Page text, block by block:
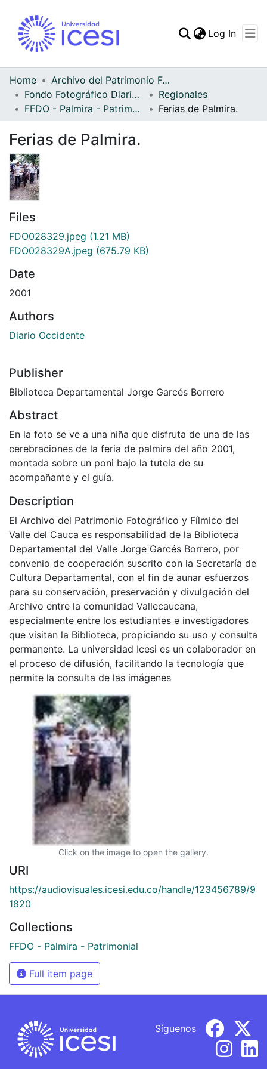
Statistics
Log In
Home
Archivo del Patrimonio Fotográfico y Fílmico del Valle del Cauca
Fondo Fotográfico Diario Occidente
Regionales
FFDO - Palmira - Patrimonial
Ferias de Palmira.
Ferias de Palmira.
Files
FDO028329.jpeg (1.21 MB)
FDO028329A.jpeg (675.79 KB)
Date
2001
Authors
Diario Occidente
Publisher
Biblioteca Departamental Jorge Garcés Borrero
Abstract
En la foto se ve a una niña que disfruta de una de las
cerebraciones de la feria de palmira del año 2001,
montada sobre un poni bajo la tutela de su
acompañante y el guía.
Description
El Archivo del Patrimonio Fotográfico y Fílmico del
Valle del Cauca es responsabilidad de la Biblioteca
Departamental del Valle Jorge Garcés Borrero, por
convenio de cooperación suscrito con la Secretaría de
Cultura Departamental, con el fin de aunar esfuerzos
para su conservación, preservación y divulgación del
Archivo entre la comunidad Vallecaucana,
especialmente entre los estudiantes e investigadores
que visitan la Biblioteca, propiciando su uso y consulta
permanente. La universidad Icesi es un colaborador en
el proceso de difusión, facilitando la tecnología que
permite la consulta de las imágenes
Click on the image to open the gallery.
URI
https://audiovisuales.icesi.edu.co/handle/123456789/9
1820
Collections
FFDO - Palmira - Patrimonial
Full item page
Síguenos